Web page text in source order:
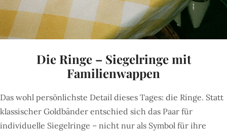
Die Ringe – Siegelringe mit
Familienwappen
Das wohl persönlichste Detail dieses Tages: die Ringe. Statt
klassischer Goldbänder entschied sich das Paar für
individuelle Siegelringe – nicht nur als Symbol für ihre